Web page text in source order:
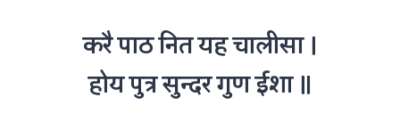
करै पाठ नित यह चालीसा ।
होय पुत्र सुन्दर गुण ईशा ॥